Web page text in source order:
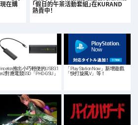
在購 「假日的午茶活動套組」在KURAND
熱賣中！
推出小巧輕便的USB3.1
對應電競SSD「PHD-GSU」
「Play Station Now」新增遊戲
「快打旋風V」等！